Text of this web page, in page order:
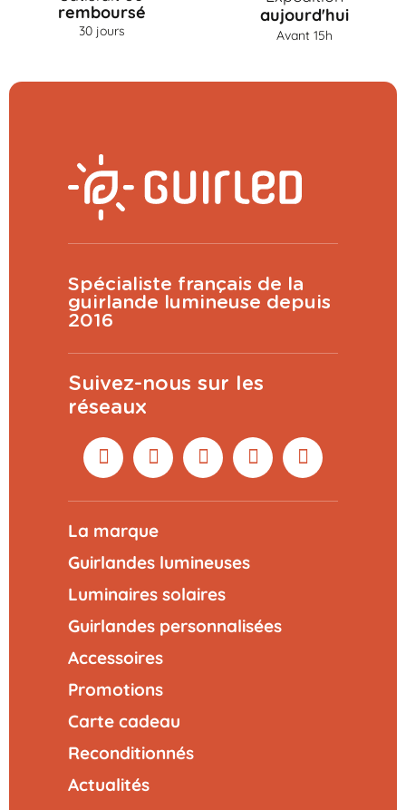
remboursé
30 jours
aujourd'hui
Avant 15h
Spécialiste français de la
guirlande lumineuse depuis
2016
Suivez-nous sur les
réseaux
La marque
Guirlandes lumineuses
Luminaires solaires
Guirlandes personnalisées
Accessoires
Promotions
Carte cadeau
Reconditionnés
Actualités